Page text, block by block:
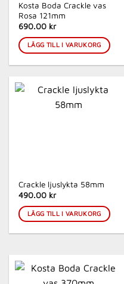
Kosta Boda Crackle vas
Rosa 121mm
690.00 kr
LÄGG TILL I VARUKORG
Crackle ljuslykta 58mm
490.00 kr
LÄGG TILL I VARUKORG